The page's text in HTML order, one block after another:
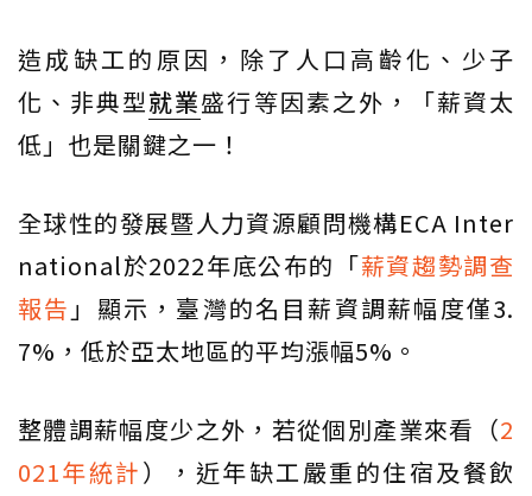
造成缺工的原因，除了人口高齡化、少子
化、非典型就業盛行等因素之外，「薪資太
低」也是關鍵之一！
全球性的發展暨人力資源顧問機構ECA Inter
national於2022年底公布的「薪資趨勢調查
報告 」顯示，臺灣的名目薪資調薪幅度僅3.
7%，低於亞太地區的平均漲幅5%。
整體調薪幅度少之外，若從個別產業來看（2
021年統計），近年缺工嚴重的住宿及餐飲